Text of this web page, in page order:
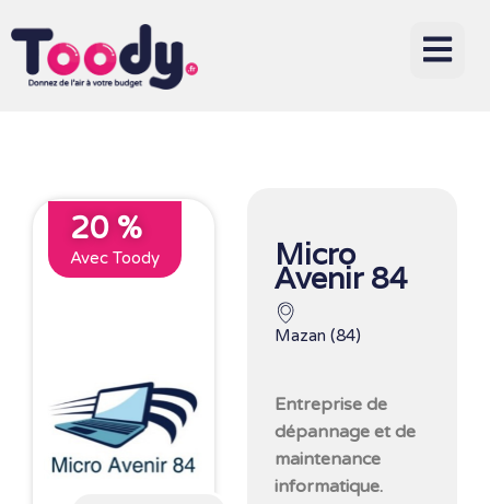
20 %
Avec Toody Micro
Avenir 84
Mazan (84)
Entreprise de
dépannage et de
maintenance
informatique.